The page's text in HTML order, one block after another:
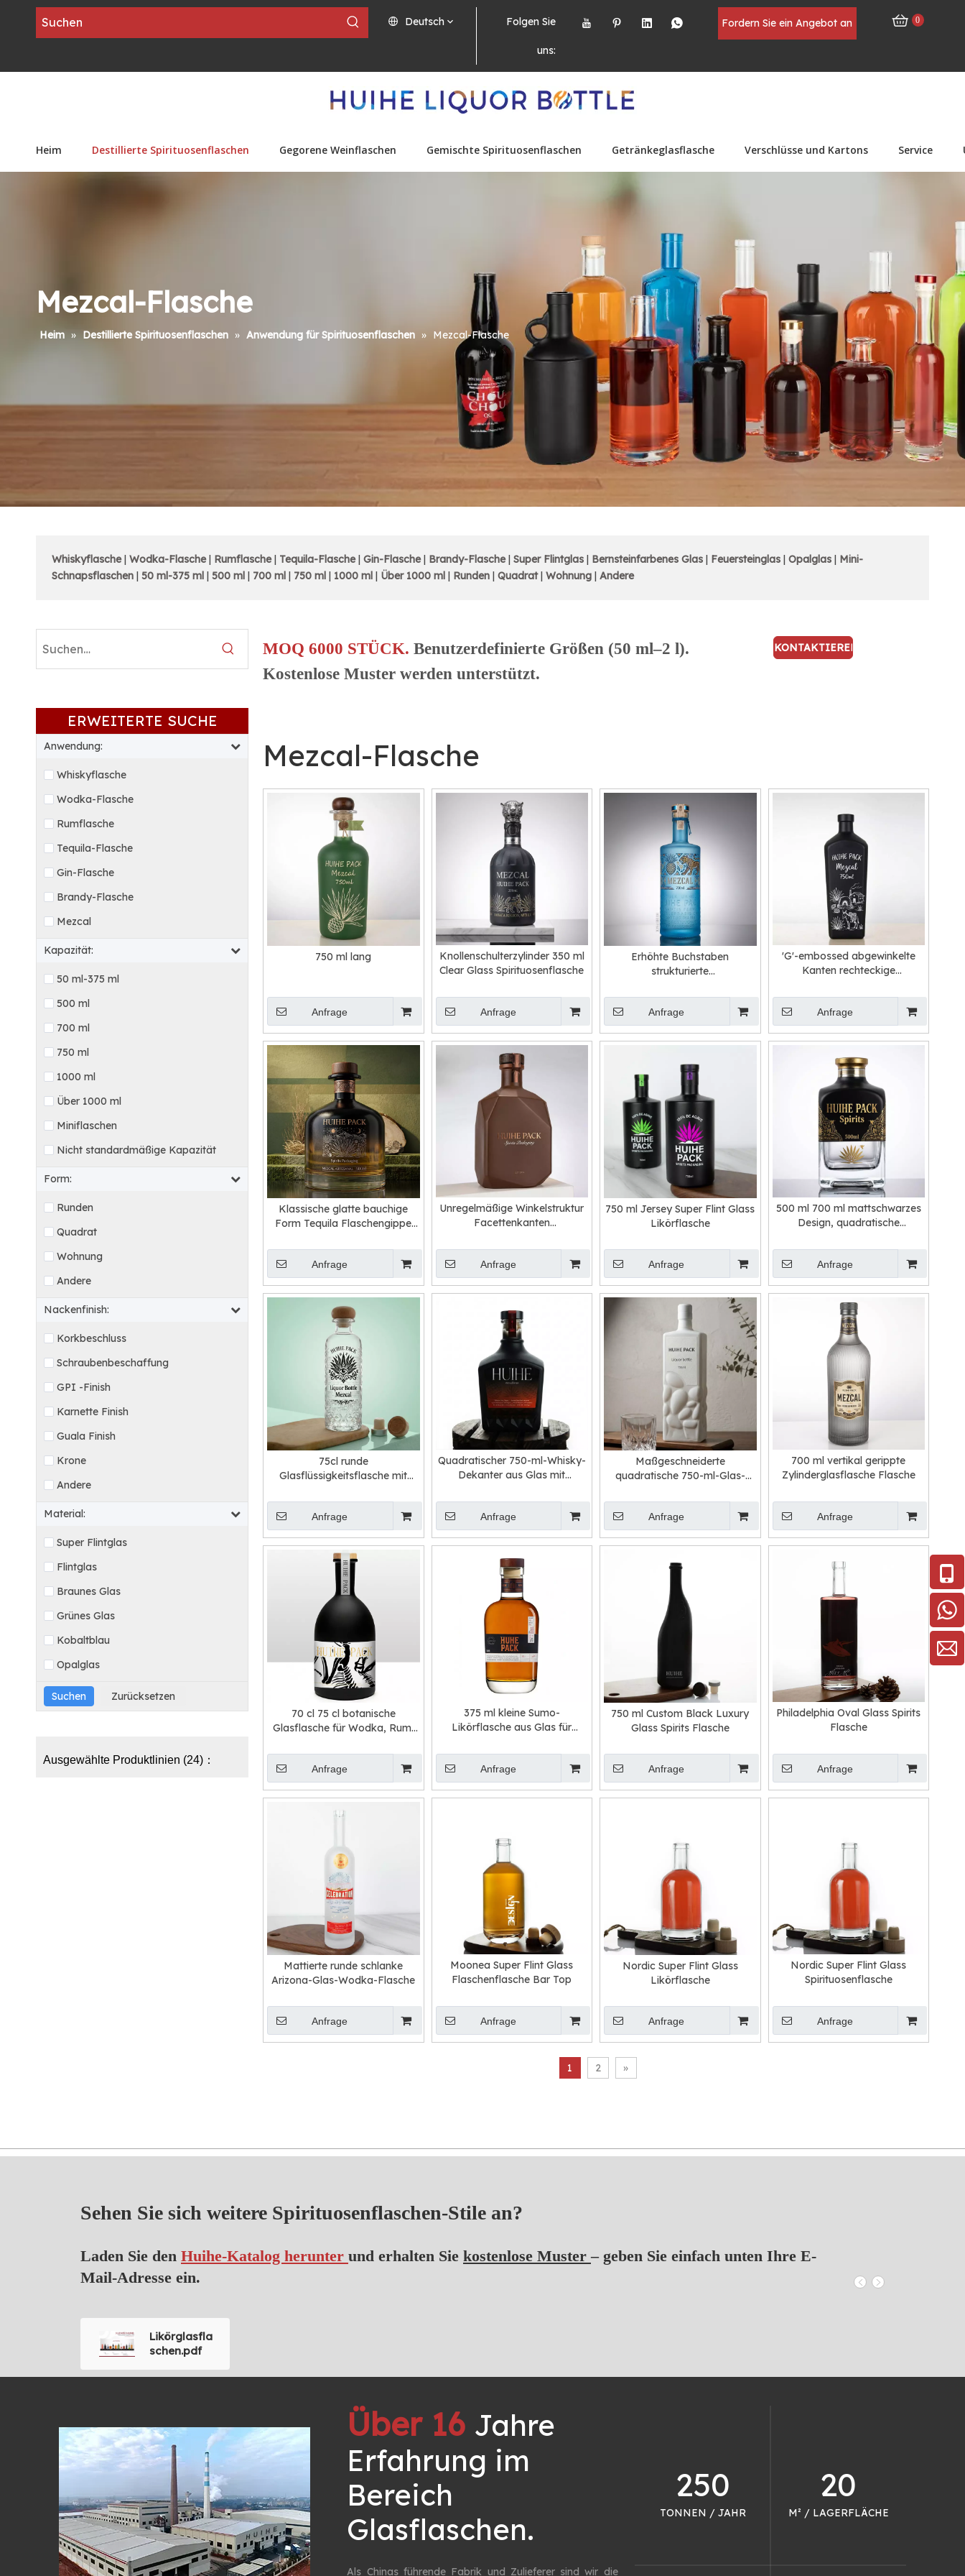
Deutsch Folgen Sie
uns:
Fordern Sie ein Angebot an 0
Heim Destillierte Spirituosenflaschen Gegorene Weinflaschen Gemischte Spirituosenflaschen Getränkeglasflasche Verschlüsse und Kartons Service
Mezcal-Flasche
Heim » Destillierte Spirituosenflaschen » Anwendung für Spirituosenflaschen » Mezcal-Flasche
Whiskyflasche | Wodka-Flasche | Rumflasche | Tequila-Flasche | Gin-Flasche | Brandy-Flasche | Super Flintglas | Bernsteinfarbenes Glas | Feuersteinglas | Opalglas | Mini-
Schnapsflaschen | 50 ml-375 ml | 500 ml | 700 ml | 750 ml | 1000 ml | Über 1000 ml | Runden | Quadrat | Wohnung | Andere
MOQ 6000 STÜCK. Benutzerdefinierte Größen (50 ml–2 l).
Kostenlose Muster werden unterstützt.
KONTAKTIEREN
ERWEITERTE SUCHE
Anwendung:
Whiskyflasche
Wodka-Flasche
Rumflasche
Tequila-Flasche
Gin-Flasche
Brandy-Flasche
Mezcal
Kapazität:
50 ml-375 ml
500 ml
700 ml
750 ml
1000 ml
Über 1000 ml
Miniflaschen
Nicht standardmäßige Kapazität
Form:
Runden
Quadrat
Wohnung
Andere
Nackenfinish:
Korkbeschluss
Schraubenbeschaffung
GPI -Finish
Karnette Finish
Guala Finish
Krone
Andere
Material:
Super Flintglas
Flintglas
Braunes Glas
Grünes Glas
Kobaltblau
Opalglas
Ausgewählte Produktlinien (24)：
Mezcal-Flasche
750 ml lang
Anfrage
Knollenschulterzylinder 350 ml
Clear Glass Spirituosenflasche
Anfrage
Erhöhte Buchstaben
strukturierte
Anfrage
'G'-embossed abgewinkelte
Kanten rechteckige
Anfrage
Klassische glatte bauchige
Form Tequila Flaschengippe
Anfrage
Unregelmäßige Winkelstruktur
Facettenkanten
Anfrage
750 ml Jersey Super Flint Glass
Likörflasche
Anfrage
500 ml 700 ml mattschwarzes
Design, quadratische
Anfrage
75cl runde
Glasflüssigkeitsflasche mit
Anfrage
Quadratischer 750-ml-Whisky-
Dekanter aus Glas mit
Anfrage
Maßgeschneiderte
quadratische 750-ml-Glas-
Anfrage
700 ml vertikal gerippte
Zylinderglasflasche Flasche
Anfrage
70 cl 75 cl botanische
Glasflasche für Wodka, Rum,
Carnette-Finish
Anfrage
375 ml kleine Sumo-
Likörflasche aus Glas für
Anfrage
750 ml Custom Black Luxury
Glass Spirits Flasche
Anfrage
Philadelphia Oval Glass Spirits
Flasche
Anfrage
Mattierte runde schlanke
Arizona-Glas-Wodka-Flasche
Anfrage
Moonea Super Flint Glass
Flaschenflasche Bar Top
Anfrage
Nordic Super Flint Glass
Likörflasche
Anfrage
Nordic Super Flint Glass
Spirituosenflasche
Anfrage
1 2 »
Sehen Sie sich weitere Spirituosenflaschen-Stile an?
Laden Sie den Huihe-Katalog herunter und erhalten Sie kostenlose Muster– geben Sie einfach unten Ihre E-
Mail-Adresse ein.
Likörglasfla
schen.pdf
Über 16 Jahre
Erfahrung im
Bereich
Glasflaschen. ​​​​​​​
Als Chinas führende Fabrik und Zulieferer sind wir die
250
TONNEN / JAHR
20
M² / LAGERFLÄCHE